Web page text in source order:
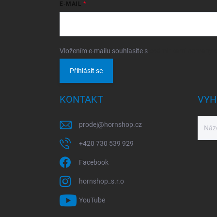
E-MAIL
Vložením e-mailu souhlasíte s
Přihlásit se
KONTAKT
prodej@hornshop.cz
+420 730 539 929
Facebook
hornshop_s.r.o
YouTube